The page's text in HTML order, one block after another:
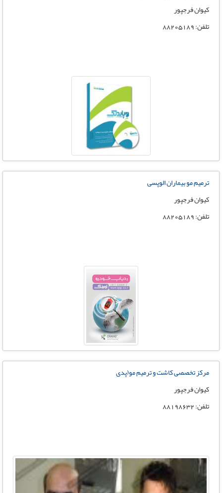
کیوان فرجپور
تلفن: 88205189
ترمیم مو بیماران الوپسی
کیوان فرجپور
تلفن: 88205189
مرکز تخصصی کاشت و ترمیم مو(پدی
کیوان فرجپور
تلفن: 88198632